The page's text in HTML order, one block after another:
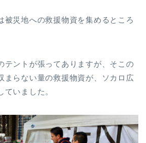
被災地への救援物資を集めるところ
テントが張ってありますが、そこの
まらない量の救援物資が、ソカロ広
いました。